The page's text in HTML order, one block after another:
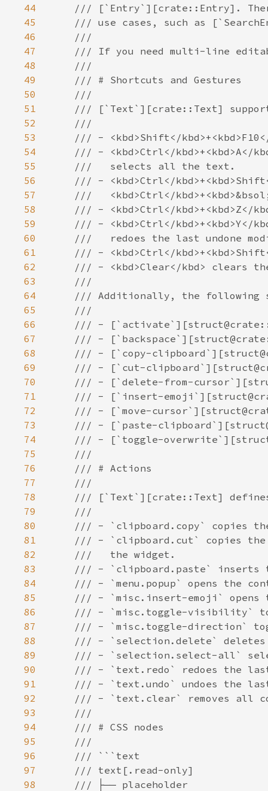
44
45
46
47
48
49
50
51
52
53
54
55
56
57
58
59
60
61
62
63
64
65
66
67
68
69
70
71
72
73
74
75
76
77
78
79
80
81
82
83
84
85
86
87
88
89
90
91
92
93
94
95
96
97
98